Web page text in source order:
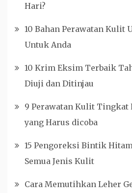
Hari?
10 Bahan Perawatan Kulit
Untuk Anda
10 Krim Eksim Terbaik
Diuji dan Ditinjau
9 Perawatan Kulit Tingkat
yang Harus dicoba
15 Pengoreksi Bintik
Semua Jenis Kulit
Cara Memutihkan Leher